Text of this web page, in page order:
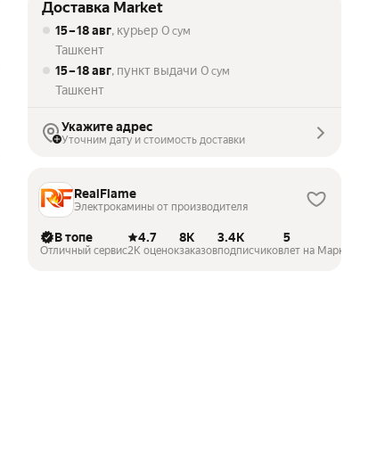
Доставка Market
15 – 18 авг, курьер 0 сум
Ташкент
15 – 18 авг, пункт выдачи 0 сум
Ташкент
Укажите адрес
Уточним дату и стоимость доставки
RealFlame
Электрокамины от производителя
В топе
Отличный сервис
4.7
2K оценок
8K
заказов
3.4K
подписчиков
5
лет на Маркете